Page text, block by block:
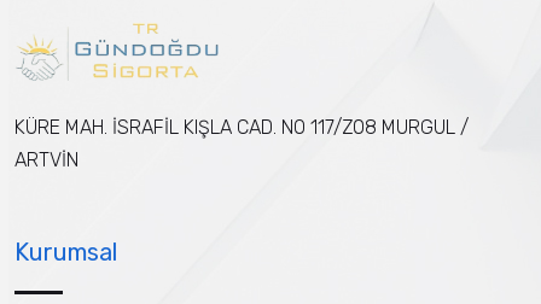
KÜRE MAH. İSRAFİL KIŞLA CAD. NO 117/Z08 MURGUL /
ARTVİN
Kurumsal